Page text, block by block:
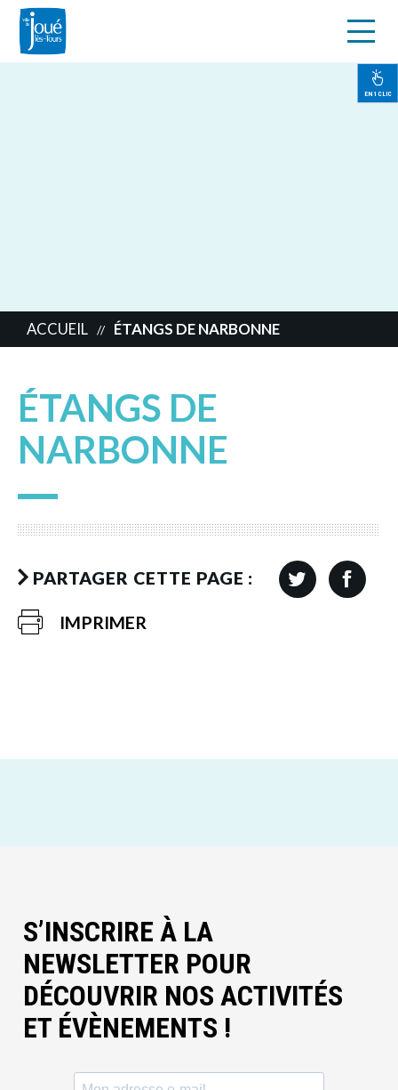
EN 1 CLIC
ACCUEIL // ÉTANGS DE NARBONNE
ÉTANGS DE
NARBONNE
PARTAGER CETTE PAGE :
IMPRIMER
S’INSCRIRE À LA
NEWSLETTER POUR
DÉCOUVRIR NOS ACTIVITÉS
ET ÉVÈNEMENTS !